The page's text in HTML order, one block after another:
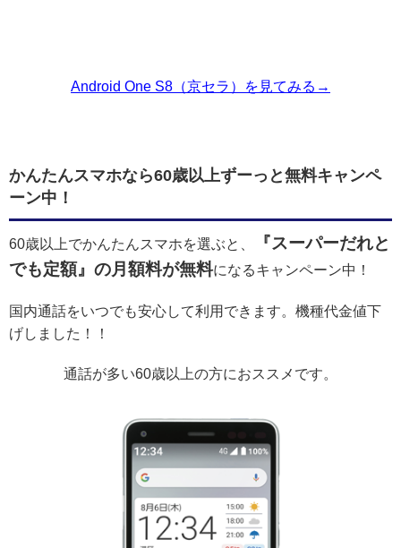
Android One S8（京セラ）を見てみる→
かんたんスマホなら60歳以上ずーっと無料キャンペ
ーン中！
60歳以上でかんたんスマホを選ぶと、
『スーパーだれと
でも定額』の月額料が無料になるキャンペーン中！
国内通話をいつでも安心して利用できます。機種代金値下
げしました！！
通話が多い60歳以上の方におススメです。